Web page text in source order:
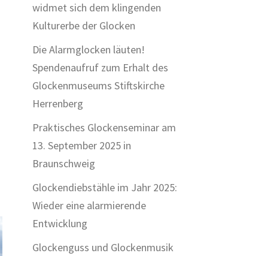
widmet sich dem klingenden
Kulturerbe der Glocken
Die Alarmglocken läuten!
Spendenaufruf zum Erhalt des
Glockenmuseums Stiftskirche
Herrenberg
Praktisches Glockenseminar am
13. September 2025 in
Braunschweig
Glockendiebstähle im Jahr 2025:
Wieder eine alarmierende
Entwicklung
Glockenguss und Glockenmusik